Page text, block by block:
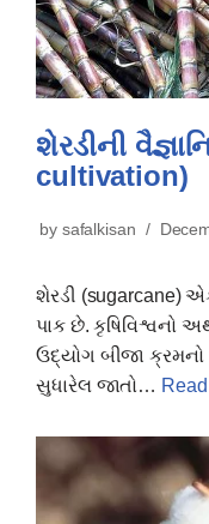
શેરડીની
cultivation)
by safalkisan
શેરડી (sugarcane)
પાક છે. કૃષિવિશ્વનો
ઉદ્યોગ બીજા ક્રમનો
સુધારેલ જાતો…